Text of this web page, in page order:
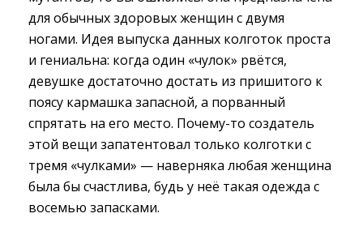
для обычных здоровых женщин с двумя
ногами. Идея выпуска данных колготок проста
и гениальна: когда один «чулок» рвётся,
девушке достаточно достать из пришитого к
поясу кармашка запасной, а порванный
спрятать на его место. Почему-то создатель
этой вещи запатентовал только колготки с
тремя «чулками» — наверняка любая женщина
была бы счастлива, будь у неё такая одежда с
восемью запасками.